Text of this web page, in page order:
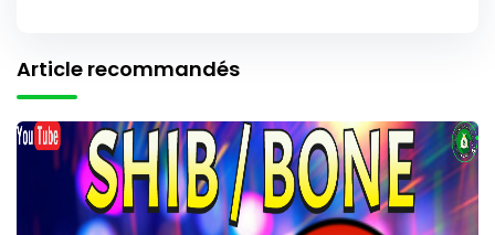
Article recommandés